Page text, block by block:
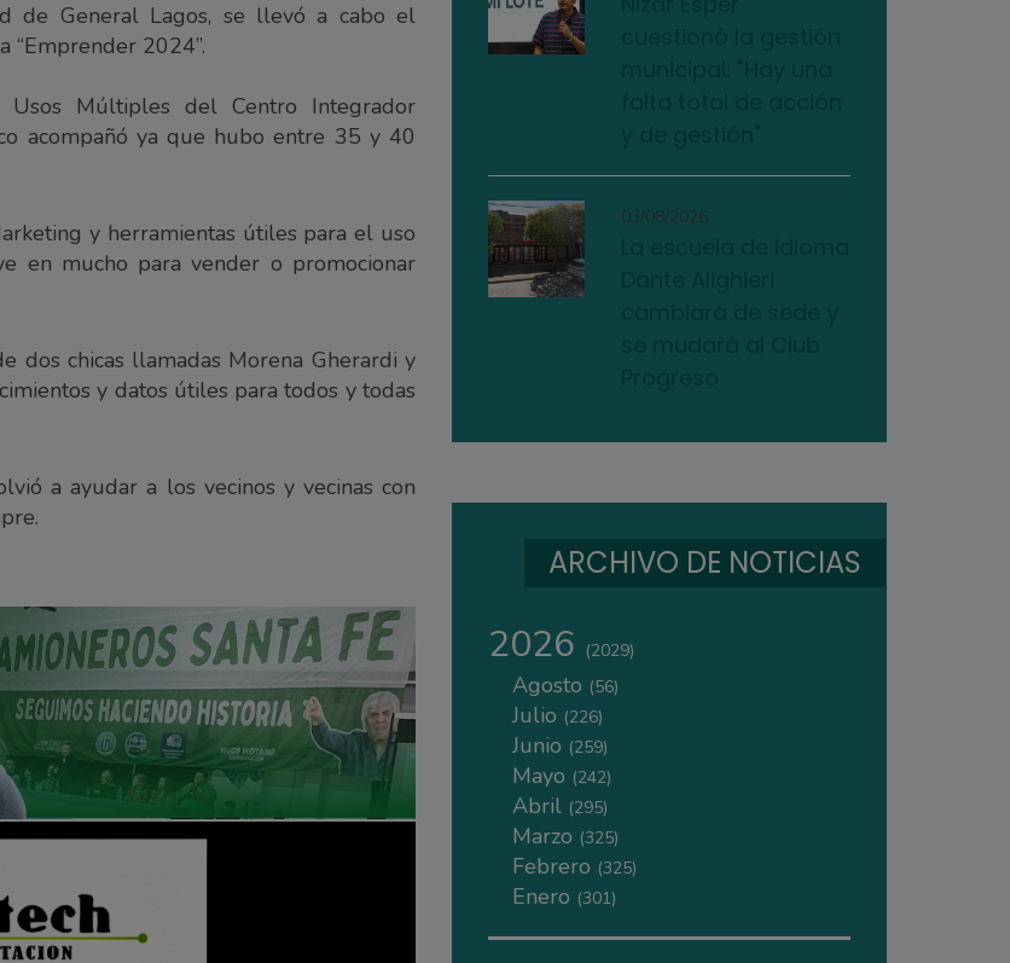
de General Lagos, se llevó a cabo el
2024”.
Múltiples del Centro Integrador
acompañó ya que hubo entre 35 y 40
y herramientas útiles para el uso
en mucho para vender o promocionar
dos chicas llamadas Morena Gherardi y
y datos útiles para todos y todas
a ayudar a los vecinos y vecinas con
03/08/2026
ARCHIVO DE NOTICIAS
2026 (2029)
Agosto (56)
Julio (226)
Junio (259)
Mayo (242)
Abril (295)
Marzo (325)
Febrero (325)
Enero (301)